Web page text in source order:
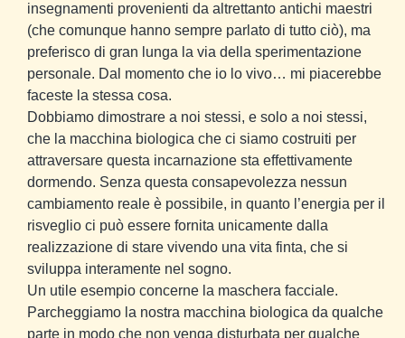
insegnamenti provenienti da altrettanto antichi maestri
(che comunque hanno sempre parlato di tutto ciò), ma
preferisco di gran lunga la via della sperimentazione
personale. Dal momento che io lo vivo… mi piacerebbe
faceste la stessa cosa.
Dobbiamo dimostrare a noi stessi, e solo a noi stessi,
che la macchina biologica che ci siamo costruiti per
attraversare questa incarnazione sta effettivamente
dormendo. Senza questa consapevolezza nessun
cambiamento reale è possibile, in quanto l’energia per il
risveglio ci può essere fornita unicamente dalla
realizzazione di stare vivendo una vita finta, che si
sviluppa interamente nel sogno.
Un utile esempio concerne la maschera facciale.
Parcheggiamo la nostra macchina biologica da qualche
parte in modo che non venga disturbata per qualche